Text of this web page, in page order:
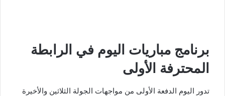
برنامج مباريات اليوم في الرابطة
المحترفة الأولى
تدور اليوم الدفعة الأولى من مواجهات الجولة الثلاثين والأخيرة